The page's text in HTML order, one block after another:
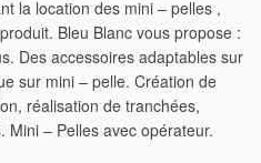
la location des mini – pelles ,
Bleu Blanc vous propose :
Des accessoires adaptables sur
sur mini – pelle. Création de
réalisation de tranchées,
Mini – Pelles avec opérateur.